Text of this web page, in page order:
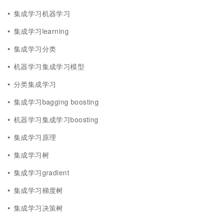
集成学习机器学习
集成学习learning
集成学习分类
机器学习集成学习模型
分类集成学习
集成学习bagging boosting
机器学习集成学习boosting
集成学习原理
集成学习树
集成学习gradient
集成学习梯度树
集成学习决策树